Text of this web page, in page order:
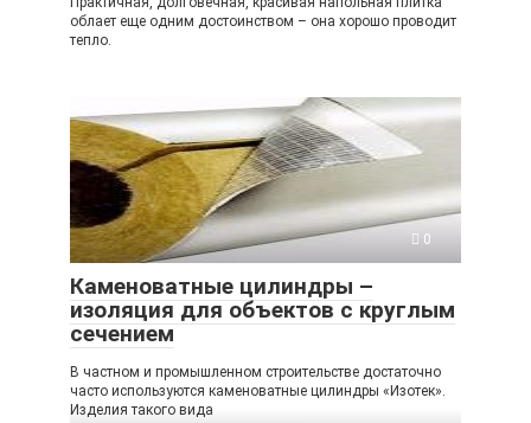
облает еще одним достоинством – она хорошо проводит
тепло.
0
Каменоватные цилиндры –
изоляция для объектов с круглым
сечением
В частном и промышленном строительстве достаточно
часто используются каменоватные цилиндры «Изотек».
Изделия такого вида